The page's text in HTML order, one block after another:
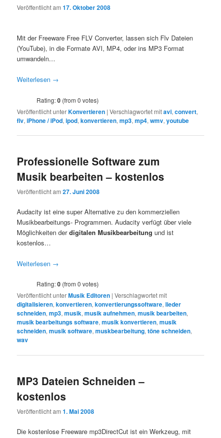
Veröffentlicht am17. Oktober 2008
Mit der Freeware Free FLV Converter, lassen sich Flv Dateien
(YouTube), in die Formate AVI, MP4, oder ins MP3 Format
umwandeln…
Weiterlesen →
Rating:0 (from 0 votes)
Veröffentlicht unterKonvertieren |Verschlagwortet mitavi,convert,
flv,iPhone / iPod,ipod,konvertieren,mp3,mp4,wmv,youtube
Professionelle Software zum
Musik bearbeiten – kostenlos
Veröffentlicht am27. Juni 2008
Audacity ist eine super Alternative zu den kommerziellen
Musikbearbeitungs- Programmen. Audacity verfügt über viele
Möglichkeiten derdigitalen Musikbearbeitung und ist
kostenlos…
Weiterlesen →
Rating:0 (from 0 votes)
Veröffentlicht unterMusik Editoren |Verschlagwortet mit
digitalisieren,konvertieren,konvertierungssoftware,lieder
schneiden,mp3,musik,musik aufnehmen,musik bearbeiten,
musik bearbeitungs software,musik konvertieren,musik
schneiden,musik software,muskbearbeitung,töne schneiden,
wav
MP3 Dateien Schneiden –
kostenlos
Veröffentlicht am1. Mai 2008
Die kostenlose Freeware mp3DirectCut ist ein Werkzeug, mit